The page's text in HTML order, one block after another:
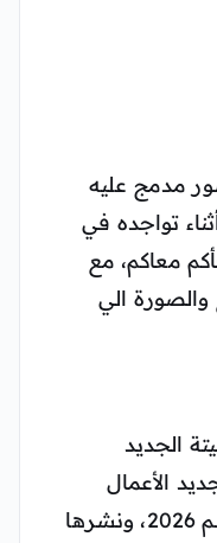
مدمج عليه
تواجده في
معاكم، مع
والصورة الي
الجديد
الأعمال
الفنية الي يطلقها خلال موسم 2026، ونشرها